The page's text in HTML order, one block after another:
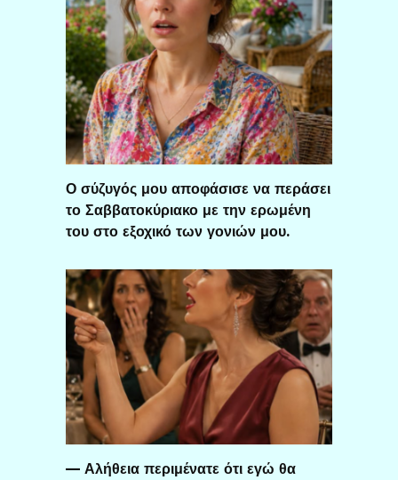
Ο σύζυγός μου αποφάσισε να περάσει
το Σαββατοκύριακο με την ερωμένη
του στο εξοχικό των γονιών μου.
— Αλήθεια περιμένατε ότι εγώ θα